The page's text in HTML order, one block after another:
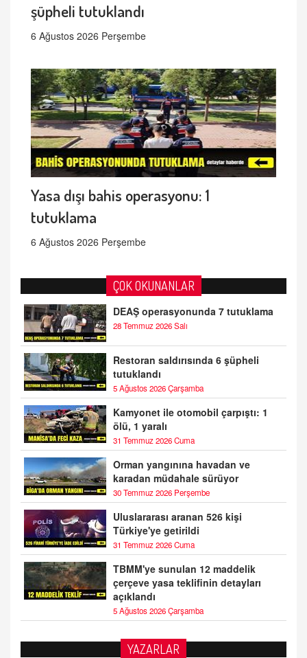
şüpheli tutuklandı
6 Ağustos 2026 Perşembe
Yasa dışı bahis operasyonu: 1
tutuklama
6 Ağustos 2026 Perşembe
ÇOK OKUNANLAR
DEAŞ operasyonunda 7 tutuklama
28 Temmuz 2026 Salı
Restoran saldırısında 6 şüpheli
tutuklandı
5 Ağustos 2026 Çarşamba
Kamyonet ile otomobil çarpıştı: 1
ölü, 1 yaralı
31 Temmuz 2026 Cuma
Orman yangınına havadan ve
karadan müdahale sürüyor
30 Temmuz 2026 Perşembe
Uluslararası aranan 526 kişi
Türkiye'ye getirildi
31 Temmuz 2026 Cuma
TBMM'ye sunulan 12 maddelik
çerçeve yasa teklifinin detayları
açıklandı
5 Ağustos 2026 Çarşamba
YAZARLAR